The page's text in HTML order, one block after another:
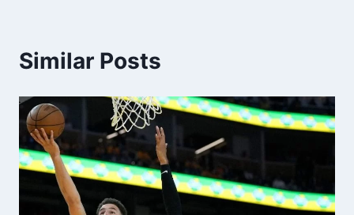
Similar Posts